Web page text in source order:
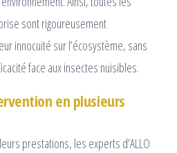
sont rigoureusement
innocuité sur l’écosystème, sans
face aux insectes nuisibles.
en plusieurs
prestations, les experts d’ALLO